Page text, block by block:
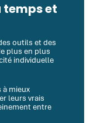
temps et
outils et des
plus en plus
individuelle
mieux
leurs vrais
entre